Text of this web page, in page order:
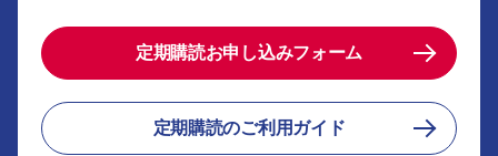
定期購読お申し込みフォーム
定期購読のご利用ガイド